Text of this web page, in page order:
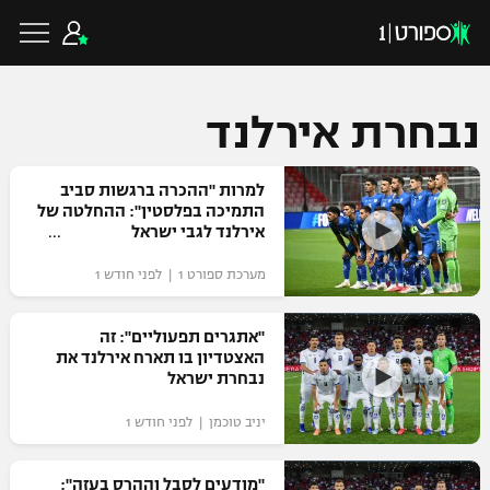
כדורגל ישראלי
ליגת העל
גביע הטוטו
ליגיונרים
גביע המדינה
כדורגל עולמי
ליגת האלופות
ליגה אירופית
ליגה אנגלית
כדורסל ישראלי
ליגת ווינר סל
ליגה לאומית
כדורסל עולמי
NBA
נבחרת אירלנד
למרות "ההכרה ברגשות סביב
התמיכה בפלסטין": ההחלטה של
אירלנד לגבי ישראל
מערכת ספורט 1 | לפני חודש 1
"אתגרים תפעוליים": זה
האצטדיון בו תארח אירלנד את
נבחרת ישראל
יניב טוכמן | לפני חודש 1
"מודעים לסבל וההרס בעזה":